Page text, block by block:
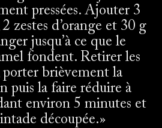
pressées. Ajouter 3
zestes d’orange et 30 g
jusqu’à ce que le
fondent. Retirer les
porter brièvement la
puis la faire réduire à
environ 5 minutes et
découpée.